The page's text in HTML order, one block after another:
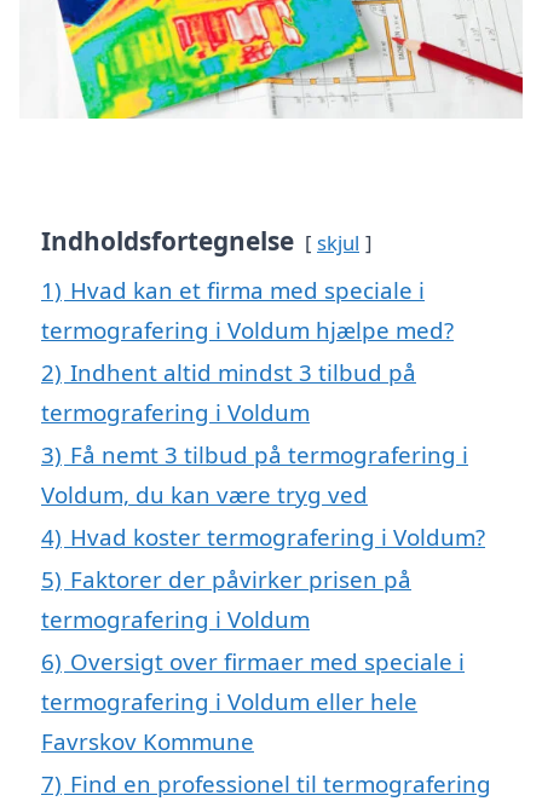
Indholdsfortegnelse skjul
1) Hvad kan et firma med speciale i
termografering i Voldum hjælpe med?
2) Indhent altid mindst 3 tilbud på
termografering i Voldum
3) Få nemt 3 tilbud på termografering i
Voldum, du kan være tryg ved
4) Hvad koster termografering i Voldum?
5) Faktorer der påvirker prisen på
termografering i Voldum
6) Oversigt over firmaer med speciale i
termografering i Voldum eller hele
Favrskov Kommune
7) Find en professionel til termografering